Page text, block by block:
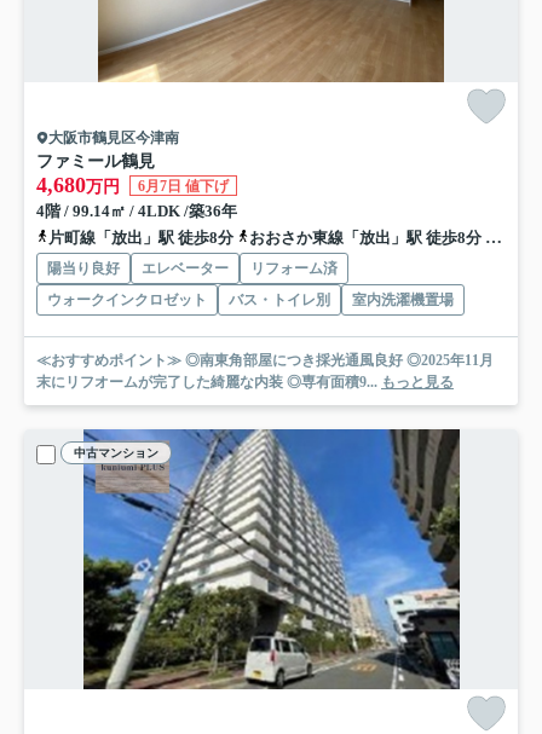
大阪市鶴見区今津南
ファミール鶴見
4,680万円 6月7日 値下げ
4階 / 99.14㎡ / 4LDK /築36年
片町線「放出」駅 徒歩8分
おおさか東線「放出」駅 徒歩8分 地下
陽当り良好 エレベーター
リフォーム済
ウォークインクロゼット
バス・トイレ別 室内洗濯機置場
≪おすすめポイント≫ ◎南東角部屋につき採光通風良好 ◎2025年11月
末にリフオームが完了した綺麗な内装 ◎専有面積9... もっと見る
中古マンション